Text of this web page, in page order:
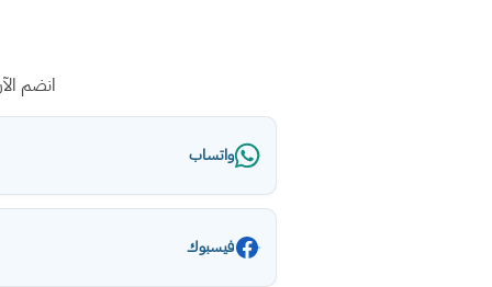
انضم
واتساب
فيسبوك